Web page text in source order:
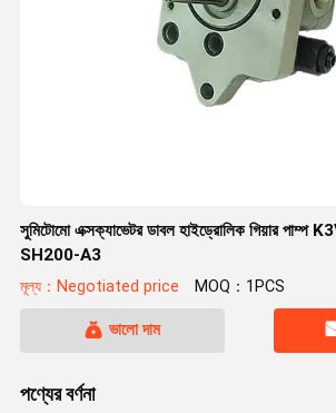
সুমিটোমো এক্সক্যাভেটর ডাবল হাইড্রোলিক গিয়ার
SH200-A3
মূল্য：Negotiated price MOQ：1PCS
ভালো দাম
পণ্যের বর্ণনা